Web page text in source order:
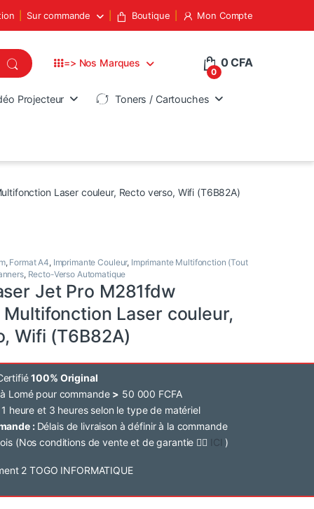
Sur commande Boutique Mon Compte
=> Nos Marques
0
0CFA
Projecteur Toners / Cartouches
Laser couleur, Recto verso, Wifi (T6B82A)
, Format A4, Imprimante Couleur, Imprimante Multifonction (Tout
, Recto-Verso Automatique
Jet Pro M281fdw
Laser couleur,
Wifi (T6B82A)
100% Original
Lomé pour commande > 50 000 FCFA
heure et 3 heures selon le type de matériel
: Délais de livraison à définir à la commande
(Nos conditions de vente et de garantie 👉🏽 ICI )